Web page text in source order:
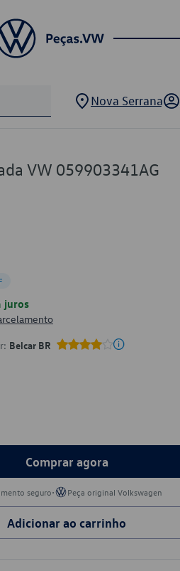
Nova Serrana
VW 059903341AG
juros
Belcar BR
Comprar agora
seguro• Peça original Volkswagen
Adicionar ao carrinho